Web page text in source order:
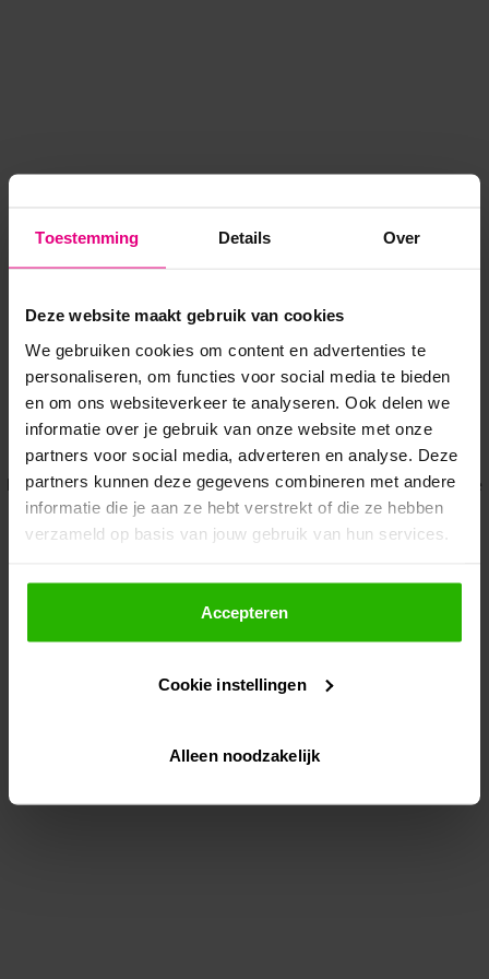
Toestemming Details Over
Deze website maakt gebruik van cookies
We gebruiken cookies om content en advertenties te
personaliseren, om functies voor social media te bieden
en om ons websiteverkeer te analyseren. Ook delen we
informatie over je gebruik van onze website met onze
partners voor social media, adverteren en analyse. Deze
partners kunnen deze gegevens combineren met andere
informatie die je aan ze hebt verstrekt of die ze hebben
verzameld op basis van jouw gebruik van hun services.
Als je op "Accepteer" klikt, dan geef je Voordeeluitjes.nl
toestemming om cookies voor social media en
gepersonaliseerde advertenties te plaatsen.
Lees hier meer over in onsprivacybeleid
Via "Cookie instellingen" kun je ook zelf instellen welke
Accepteren
Cookie instellingen
Alleen noodzakelijk
Application error: a client-side exception has occurred while
loadingwww.voordeeluitjes.nl (see the browser console for more
information).